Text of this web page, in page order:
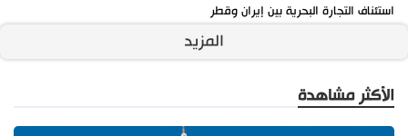
استئناف التجارة البحرية بين إيران وقطر
المزيد
الأكثر مشاهدة